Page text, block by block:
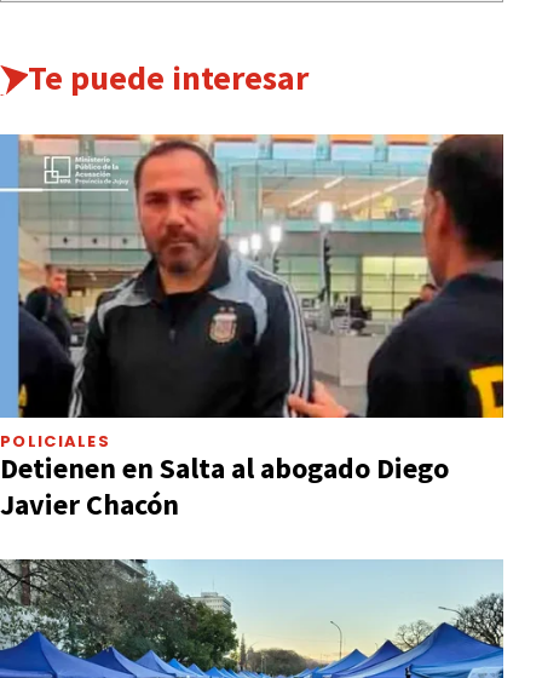
Te puede interesar
POLICIALES
Detienen en Salta al abogado Diego
Javier Chacón